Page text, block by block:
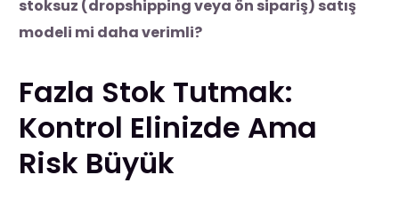
stoksuz (dropshipping veya ön sipariş) satış
modeli mi daha verimli?
Fazla Stok Tutmak:
Kontrol Elinizde Ama
Risk Büyük